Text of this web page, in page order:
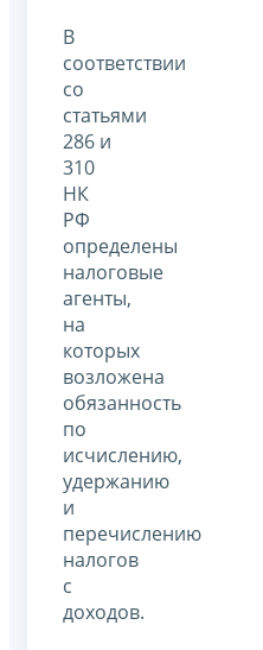
В
соответствии
со
статьями
286 и
310
НК
РФ
определены
налоговые
агенты,
на
которых
возложена
обязанность
по
исчислению,
удержанию
и
перечислению
налогов
с
доходов.